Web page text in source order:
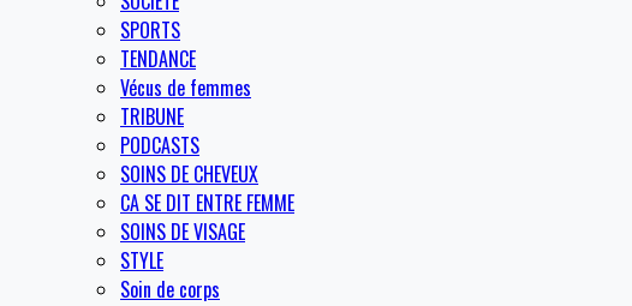
SPORTS
TENDANCE
Vécus de femmes
TRIBUNE
PODCASTS
SOINS DE CHEVEUX
CA SE DIT ENTRE FEMME
SOINS DE VISAGE
STYLE
Soin de corps